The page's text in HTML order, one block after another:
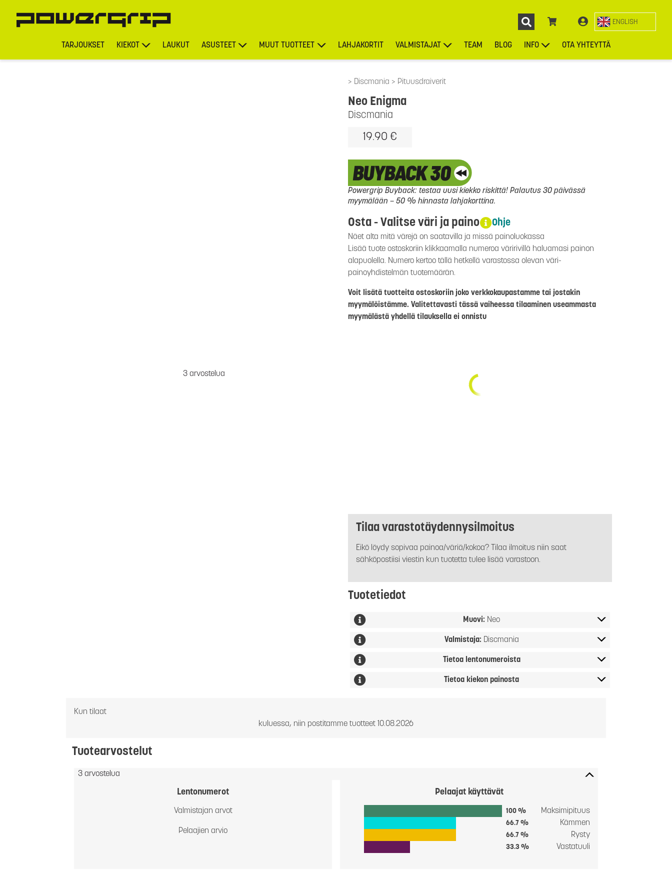
ENGLISH
TARJOUKSET KIEKOT LAUKUT ASUSTEET MUUT TUOTTEET LAHJAKORTIT VALMISTAJAT TEAM BLOG INFO OTA YHTEYTTÄ
Discmania Pituusdraiverit
3 arvostelua
Discmania
Neo Enigma
19.90 €
Powergrip Buyback: testaa uusi kiekko riskittä! Palautus 30 päivässä
myymälään – 50 % hinnasta lahjakorttina.
Osta - Valitse väri ja paino Ohje
Näet alta mitä värejä on saatavilla ja missä painoluokassa
Lisää tuote ostoskoriin klikkaamalla numeroa väririvillä haluamasi painon
alapuolella. Numero kertoo tällä hetkellä varastossa olevan väri-
painoyhdistelmän tuotemäärän.
Voit lisätä tuotteita ostoskoriin joko verkkokaupastamme tai jostakin
myymälöistämme. Valitettavasti tässä vaiheessa tilaaminen useammasta
myymälästä yhdellä tilauksella ei onnistu
Tilaa varastotäydennysilmoitus
Eikö löydy sopivaa painoa/väriä/kokoa? Tilaa ilmoitus niin saat
sähköpostiisi viestin kun tuotetta tulee lisää varastoon.
Tuotetiedot
Muovi: Neo
Valmistaja: Discmania
Tietoa lentonumeroista
Tietoa kiekon painosta
Kun tilaat
kuluessa, niin postitamme tuotteet 10.08.2026
Tuotearvostelut
3 arvostelua
Lentonumerot
Valmistajan arvot
Pelaajien arvio
Pelaajat käyttävät
100 % Maksimipituus
66.7 % Kämmen
66.7 % Rysty
33.3 % Vastatuuli